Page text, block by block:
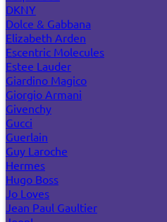
DKNY
Dolce & Gabbana
Elizabeth Arden
Escentric Molecules
Estee Lauder
Giardino Magico
Giorgio Armani
Givenchy
Gucci
Guerlain
Guy Laroche
Hermes
Hugo Boss
Jo Loves
Jean Paul Gaultier